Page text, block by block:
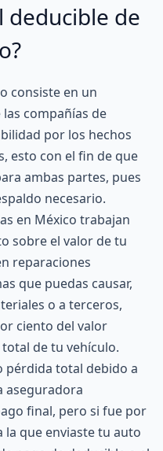
deducible de
consiste en un
compañías de
por los hechos
esto con el fin de que
ambas partes, pues
necesario.
en México trabajan
sobre el valor de tu
reparaciones
que puedas causar,
o a terceros,
ciento del valor
de tu vehículo.
pérdida total debido a
aseguradora
final, pero si fue por
la que enviaste tu auto